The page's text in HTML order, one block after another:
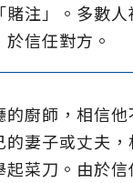
注」。多數
於信任對方。
的廚師，相信
妻子或丈夫
起菜刀。由於